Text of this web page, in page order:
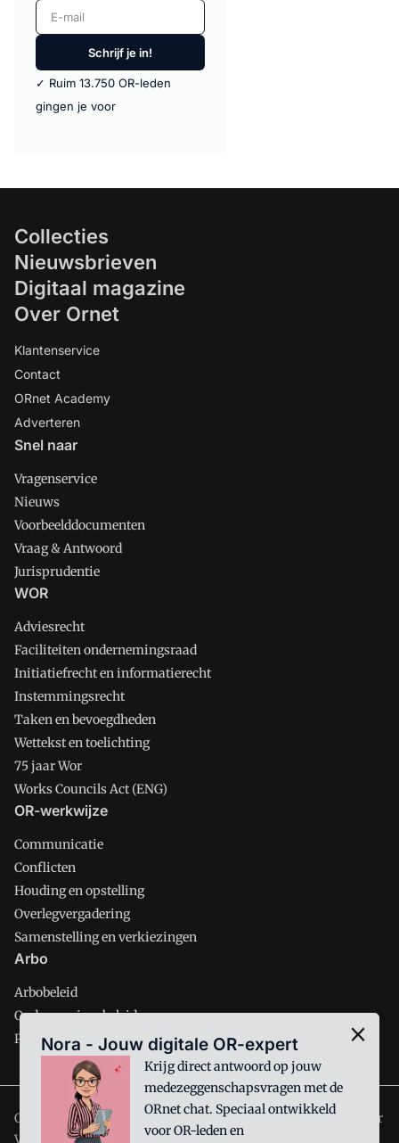
E-mail
Schrijf je in!
✓ Ruim 13.750 OR-leden
gingen je voor
Collecties
Nieuwsbrieven
Digitaal magazine
Over Ornet
Klantenservice
Contact
ORnet Academy
Adverteren
Snel naar
Vragenservice
Nieuws
Voorbeelddocumenten
Vraag & Antwoord
Jurisprudentie
WOR
Adviesrecht
Faciliteiten ondernemingsraad
Initiatiefrecht en informatierecht
Instemmingsrecht
Taken en bevoegdheden
Wettekst en toelichting
75 jaar Wor
Works Councils Act (ENG)
OR-werkwijze
Communicatie
Conflicten
Houding en opstelling
Overlegvergadering
Samenstelling en verkiezingen
Arbo
Arbobeleid
Ondernemingsbeleid
Personeelsbeleid
ORnet is onderdeel van VMN media. Lees inons manifest
waar
Nora - Jouw digitale OR-expert
Krijg direct antwoord op jouw
medezeggenschapsvragen met de
ORnet chat. Speciaal ontwikkeld
voor OR-leden en